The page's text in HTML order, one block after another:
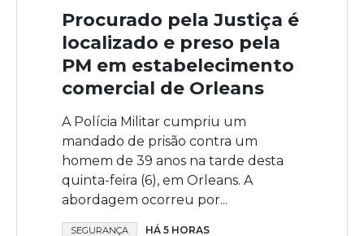
Procurado pela Justiça é
localizado e preso pela
PM em estabelecimento
comercial de Orleans
A Polícia Militar cumpriu um
mandado de prisão contra um
homem de 39 anos na tarde desta
quinta-feira (6), em Orleans. A
abordagem ocorreu por...
SEGURANÇA HÁ 5 HORAS